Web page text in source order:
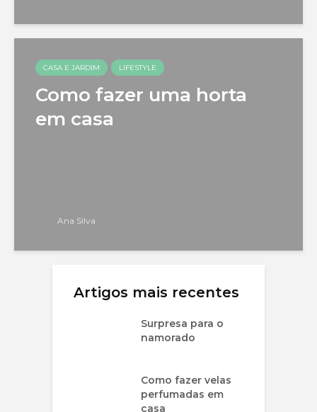
CASA E JARDIM LIFESTYLE
Como fazer uma horta
em casa
Ana Silva
Artigos mais recentes
Surpresa para o
namorado
Como fazer velas
perfumadas em
casa